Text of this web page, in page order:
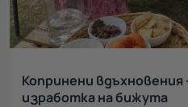
Копринени
изработка на бижута